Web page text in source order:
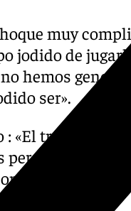
muy
jodido de
hemos
ser».
: «El trabajo que
pero ya
tenemos